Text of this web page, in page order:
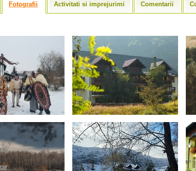
Fotografii Activitati si imprejurimi Comentarii